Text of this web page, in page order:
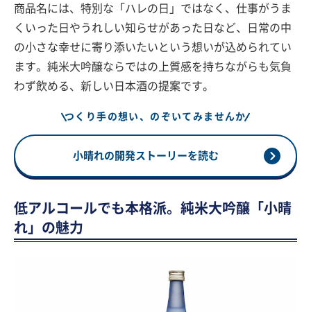
商品名には、特別な「ハレの日」ではなく、仕事がうま
くいった日やうれしい知らせがあった日など、日常の中
の小さな幸せに寄り添いたいという想いが込められてい
ます。純米大吟醸ならではの上質感を持ちながらも気負
わず飲める、新しい日本酒の提案です。
つくり手の想い、のぞいてみませんか
小晴れの開発ストーリーを読む
低アルコールでも本格派。純米大吟醸「小晴
れ」の魅力